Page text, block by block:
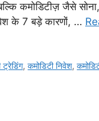
कमोडिटीज़ जैसे
के 7 बड़े कारणों, …
ट्रेडिंग,कमोडिटी निवेश,